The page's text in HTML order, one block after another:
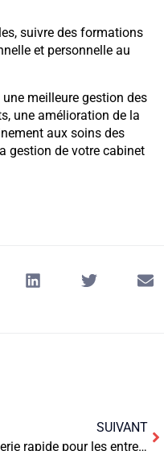
suivre des formations
et personnelle au
meilleure gestion des
une amélioration de la
aux soins des
gestion de votre cabinet
SUIVANT
Les avantages de l’imprimerie rapide pour les entreprises de l’industrie automobile